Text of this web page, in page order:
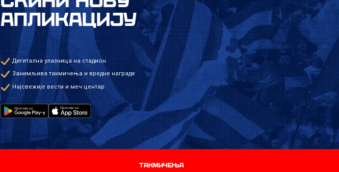
АПЛИКАЦИЈУ
Дигитална улазница на стадион
Занимљива такмичења и вредне награде
Најсвежије вести и меч центар
Такмичења